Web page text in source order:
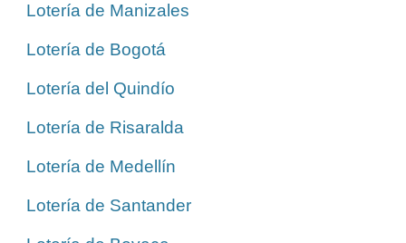
Lotería de Manizales
Lotería de Bogotá
Lotería del Quindío
Lotería de Risaralda
Lotería de Medellín
Lotería de Santander